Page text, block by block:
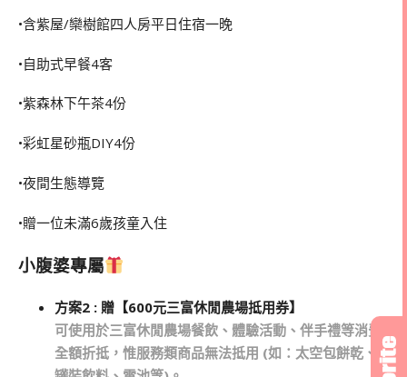
•含紫屋/欒樹館四人房平日住宿一晚
•自助式早餐4客
•紫森林下午茶4份
•彩虹星砂瓶DIY4份
•夜間生態導覽
•贈一位未滿6歲孩童入住
小腹婆專屬
方案2 : 贈【600元三富休閒農場抵用券】
可使用於三富休閒農場餐飲、體驗活動、伴手禮等消費
全額折抵，惟服務類商品無法抵用 (如：太空包餅乾、